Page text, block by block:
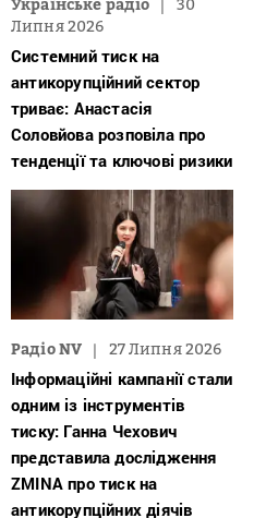
Українське радіо
30
Липня 2026
Системний тиск на
антикорупційний сектор
триває: Анастасія
Соловйова розповіла про
тенденції та ключові ризики
Радіо NV 27 Липня 2026
Інформаційні кампанії стали
одним із інструментів
тиску: Ганна Чехович
представила дослідження
ZMINA про тиск на
антикорупційних діячів